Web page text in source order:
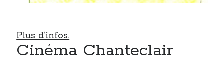
Plus d’infos.
Cinéma Chanteclair